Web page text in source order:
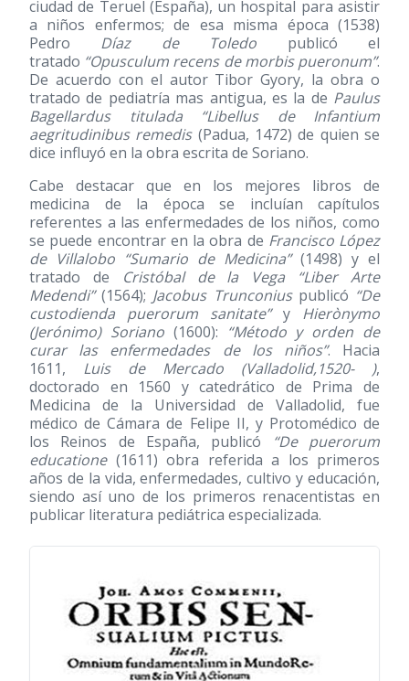
ciudad de Teruel (España), un hospital para asistir
a niños enfermos; de esa misma época (1538)
Pedro Díaz de Toledo publicó el
tratado “Opusculum recens de morbis pueronum”.
De acuerdo con el autor Tibor Gyory, la obra o
tratado de pediatría mas antigua, es la de Paulus
Bagellardus titulada “Libellus de Infantium
aegritudinibus remedis(Padua, 1472) de quien se
dice influyó en la obra escrita de Soriano.
Cabe destacar que en los mejores libros de
medicina de la época se incluían capítulos
referentes a las enfermedades de los niños, como
se puede encontrar en la obra de Francisco López
de Villalobo “Sumario de Medicina” (1498) y el
tratado de
Cristóbal de la Vega “Liber Arte
Medendi” (1564); Jacobus Trunconiuspublicó “De
custodienda puerorum sanitate”y Hierònymo
(Jerónimo) Soriano (1600): “Método y orden de
curar las enfermedades de los niños”. Hacia
1611, Luis de Mercado (Valladolid,1520- ),
doctorado en 1560 y catedrático de Prima de
Medicina de la Universidad de Valladolid, fue
médico de Cámara de Felipe II, y Protomédico de
los Reinos de España, publicó
“De puerorum
educatione (1611) obra referida a los primeros
años de la vida, enfermedades, cultivo y educación,
siendo así uno de los primeros renacentistas en
publicar literatura pediátrica especializada.